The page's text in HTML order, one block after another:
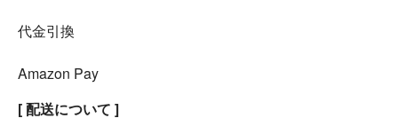
代金引換
Amazon Pay
[ 配送について ]